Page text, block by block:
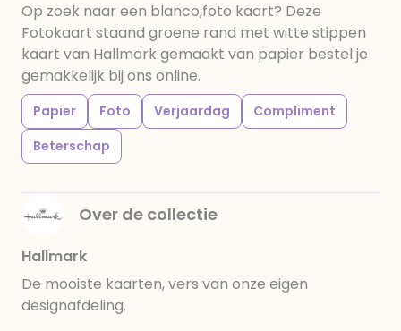
Op zoek naar een blanco,foto kaart? Deze
Fotokaart staand groene rand met witte stippen
kaart van Hallmark gemaakt van papier bestel je
gemakkelijk bij ons online.
Papier Foto Verjaardag
Compliment
Beterschap
Over de collectie
Hallmark
De mooiste kaarten, vers van onze eigen
designafdeling.